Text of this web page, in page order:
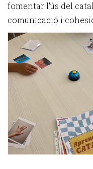
fomentar l'ús del
comunicació i